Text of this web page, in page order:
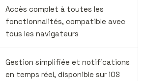
Accès complet à toutes les
fonctionnalités, compatible avec
tous les navigateurs
Gestion simplifiée et notifications
en temps réel, disponible sur iOS